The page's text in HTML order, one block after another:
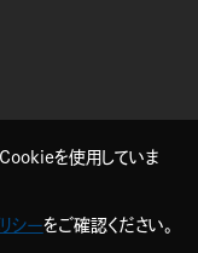
Cookieを使用していま
シーをご確認ください。